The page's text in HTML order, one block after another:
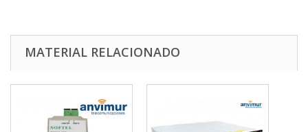
MATERIAL RELACIONADO